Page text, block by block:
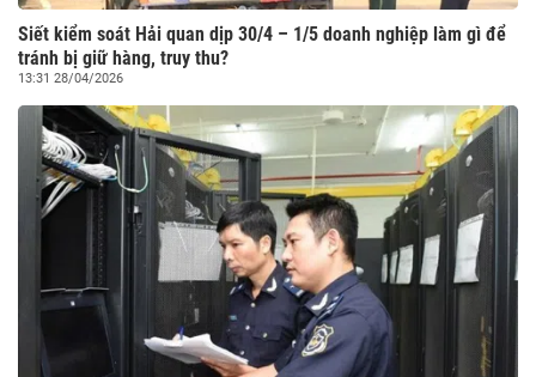
Siết kiểm soát Hải quan dịp 30/4 – 1/5 doanh nghiệp làm gì để
tránh bị giữ hàng, truy thu?
13:31 28/04/2026